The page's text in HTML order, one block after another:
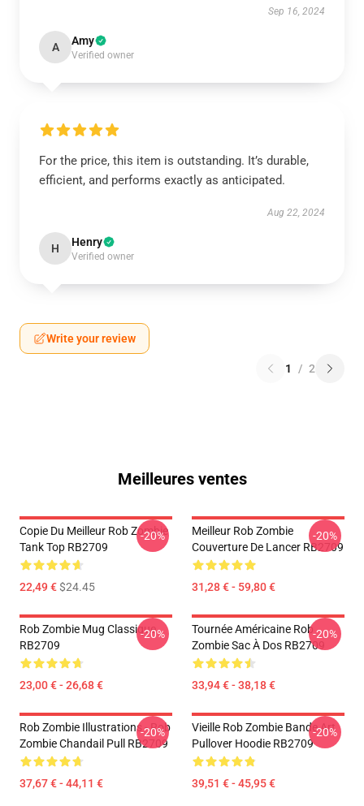
Sep 16, 2024
A Amy
Verified owner
For the price, this item is outstanding. It’s durable,
efficient, and performs exactly as anticipated.
Aug 22, 2024
H Henry
Verified owner
Write your review
1 / 2
Meilleures ventes
Copie Du Meilleur Rob Zombie
Tank Top RB2709
22,49 €$24.45
-20%
Meilleur Rob Zombie
Couverture De Lancer RB2709
31,28 € - 59,80 €
-20%
Rob Zombie Mug Classique
RB2709
23,00 € - 26,68 €
-20%
Tournée Américaine Rob
Zombie Sac À Dos RB2709
33,94 € - 38,18 €
-20%
Rob Zombie Illustrations - Rob
Zombie Chandail Pull RB2709
37,67 € - 44,11 €
-20%
Vieille Rob Zombie Bande Art
Pullover Hoodie RB2709
39,51 € - 45,95 €
-20%